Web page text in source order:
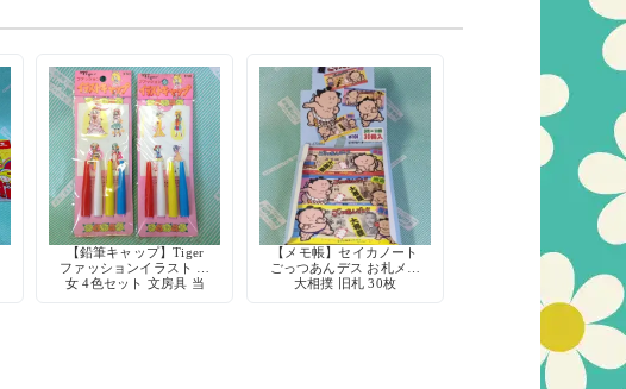
【鉛筆キャップ】Tiger
ファッションイラスト 少
女 4色セット 文房具 当
【メモ帳】セイカノート
ごっつあんデス お札メモ
大相撲 旧札 30枚